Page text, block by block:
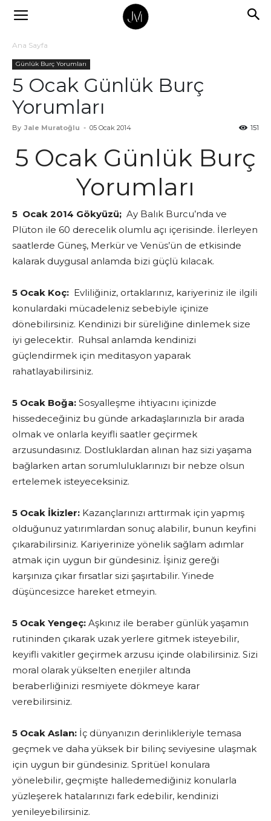
Ana Sayfa
Günlük Burç Yorumları
5 Ocak Günlük Burç
Yorumları
By Jale Muratoğlu - 05 Ocak 2014 151
5 Ocak Günlük Burç
Yorumları
5 Ocak 2014 Gökyüzü; Ay Balık Burcu’nda ve
Plüton ile 60 derecelik olumlu açı içerisinde. İlerleyen
saatlerde Güneş, Merkür ve Venüs’ün de etkisinde
kalarak duygusal anlamda bizi güçlü kılacak.
5 Ocak Koç: Evliliğiniz, ortaklarınız, kariyeriniz ile ilgili
konulardaki mücadeleniz sebebiyle içinize
dönebilirsiniz. Kendinizi bir süreliğine dinlemek size
iyi gelecektir. Ruhsal anlamda kendinizi
güçlendirmek için meditasyon yaparak
rahatlayabilirsiniz.
5 Ocak Boğa: Sosyalleşme ihtiyacını içinizde
hissedeceğiniz bu günde arkadaşlarınızla bir arada
olmak ve onlarla keyifli saatler geçirmek
arzusundasınız. Dostluklardan alınan haz sizi yaşama
bağlarken artan sorumluluklarınızı bir nebze olsun
ertelemek isteyeceksiniz.
5 Ocak İkizler: Kazançlarınızı arttırmak için yapmış
olduğunuz yatırımlardan sonuç alabilir, bunun keyfini
çıkarabilirsiniz. Kariyerinize yönelik sağlam adımlar
atmak için uygun bir gündesiniz. İşiniz gereği
karşınıza çıkar fırsatlar sizi şaşırtabilir. Yinede
düşüncesizce hareket etmeyin.
5 Ocak Yengeç: Aşkınız ile beraber günlük yaşamın
rutininden çıkarak uzak yerlere gitmek isteyebilir,
keyifli vakitler geçirmek arzusu içinde olabilirsiniz. Sizi
moral olarak yükselten enerjiler altında
beraberliğinizi resmiyete dökmeye karar
verebilirsiniz.
5 Ocak Aslan: İç dünyanızın derinlikleriyle temasa
geçmek ve daha yüksek bir bilinç seviyesine ulaşmak
için uygun bir gündesiniz. Spritüel konulara
yönelebilir, geçmişte halledemediğiniz konularla
yüzleşerek hatalarınızı fark edebilir, kendinizi
yenileyebilirsiniz.